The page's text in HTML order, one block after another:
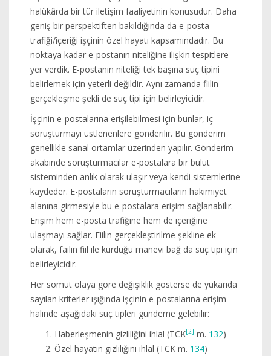
halükârda bir tür iletişim faaliyetinin konusudur. Daha
geniş bir perspektiften bakıldığında da e-posta
trafiği/içeriği işçinin özel hayatı kapsamındadır. Bu
noktaya kadar e-postanın niteliğine ilişkin tespitlere
yer verdik. E-postanın niteliği tek başına suç tipini
belirlemek için yeterli değildir. Aynı zamanda fiilin
gerçekleşme şekli de suç tipi için belirleyicidir.
İşçinin e-postalarına erişilebilmesi için bunlar, iç
soruşturmayı üstlenenlere gönderilir. Bu gönderim
genellikle sanal ortamlar üzerinden yapılır. Gönderim
akabinde soruşturmacılar e-postalara bir bulut
sisteminden anlık olarak ulaşır veya kendi sistemlerine
kaydeder. E-postaların soruşturmacıların hakimiyet
alanına girmesiyle bu e-postalara erişim sağlanabilir.
Erişim hem e-posta trafiğine hem de içeriğine
ulaşmayı sağlar. Fiilin gerçekleştirilme şekline ek
olarak, failin fiil ile kurduğu manevi bağ da suç tipi için
belirleyicidir.
Her somut olaya göre değişiklik gösterse de yukarıda
sayılan kriterler ışığında işçinin e-postalarına erişim
halinde aşağıdaki suç tipleri gündeme gelebilir:
Haberleşmenin gizliliğini ihlal (TCK[2] m. 132)
Özel hayatın gizliliğini ihlal (TCK m. 134)